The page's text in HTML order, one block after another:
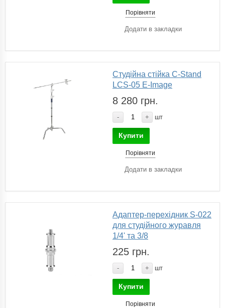
Порівняти
Додати в закладки
Студійна стійка C-Stand
LCS-05 E-Image
8 280 грн.
- + шт
Купити
Порівняти
Додати в закладки
Адаптер-перехідник S-022
для студійного журавля
1/4' та 3/8
225 грн.
- + шт
Купити
Порівняти